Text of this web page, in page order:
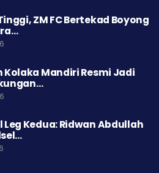
ZM FC Bertekad Boyong
Kolaka Mandiri Resmi Jadi
Kedua: Ridwan Abdullah